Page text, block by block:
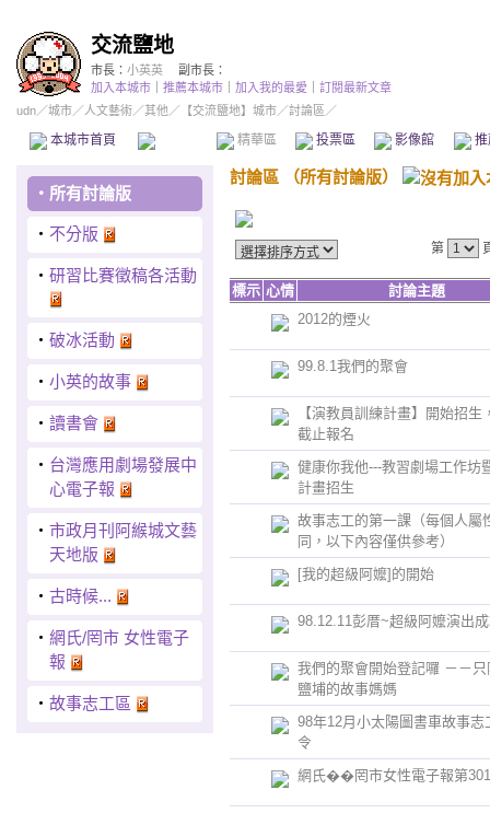
交流鹽地
市長： 小英英
副市長：
加入本城市
推薦本城市 加入我的最愛
訂閱最新文章
udn／城市／人文藝術／其他 ／ 【交流鹽地】城市／討論區／
本城市首頁 精華區 投票區 影像館
‧ 所有討論版
‧ 不分版
‧ 研習比賽徵稿各活動
‧ 破冰活動
‧ 小英的故事
‧ 讀書會
‧ 台灣應用劇場發展中
心電子報
‧ 市政月刊阿緱城文藝
天地版
‧ 古時候...
‧ 網氏/罔市 女性電子
報
‧ 故事志工區
討論區 （所有討論版）
第
標示 心情
討論主題
2012的煙火
99.8.1我們的聚會
【演教員訓練計畫】開始招生
截止報名
健康你我他---教習劇場工作坊
計畫招生
故事志工的第一課（每個人屬
同，以下內容僅供參考）
[我的超級阿嬤]的開始
98.12.11彭厝~超級阿嬤演出
我們的聚會開始登記囉 －－只
鹽埔的故事媽媽
98年12月小太陽圖書車故事志
令
網氏��罔市女性電子報第